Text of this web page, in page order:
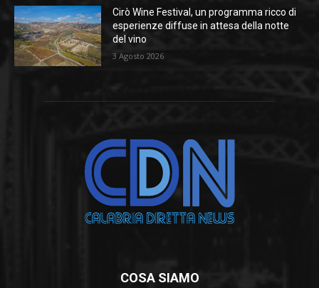
Cirò Wine Festival, un programma ricco di
esperienze diffuse in attesa della notte
del vino
3 Agosto 2026
COSA SIAMO